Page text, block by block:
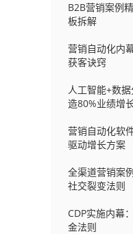
B2B营销案例
板拆解
营销自动化内
获客诀窍
人工智能+数
造80%业绩增
营销自动化软
驱动增长方案
全渠道营销案
社交裂变法则
CDP实施内幕
金法则